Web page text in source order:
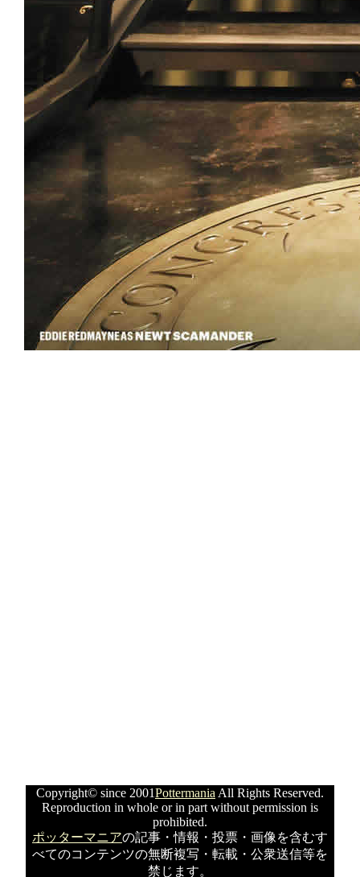
Copyright© since 2001Pottermania All Rights Reserved.
Reproduction in whole or in part without permission is
prohibited.
ポッターマニアの記事・情報・投票・画像を含むす
べてのコンテンツの無断複写・転載・公衆送信等を
禁じます。